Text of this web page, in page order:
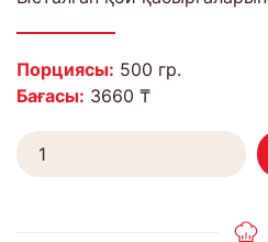
Порциясы: 500 гр.
Бағасы: 3660 ₸